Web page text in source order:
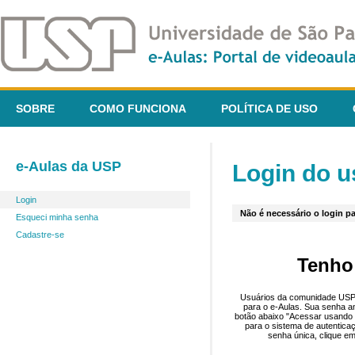
SOBRE COMO FUNCIONA POLÍTICA DE USO
e-Aulas da USP
Login
Esqueci minha senha
Cadastre-se
Login do
Não é necessário o login
Usuários da comunidade
para o e-Aulas. Sua senha
botão abaixo "Acessar
para o sistema de
senha única, clique